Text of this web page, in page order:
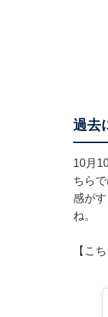
過去
10月
ちら
感が
ね。
【こ